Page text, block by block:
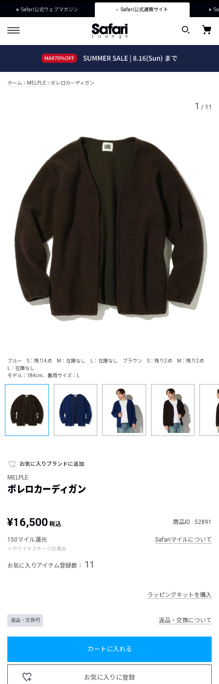
Safari公式ウェブマガジン Safari公式通販サイト
ホーム MELPLE ボレロカーディガン
ブルー S：残り4点 M：在庫なし L：在庫なし ブラウン S：残り2点 M：残り2点
L：在庫なし
モデル：184cm、着用サイズ：L
1 / 11
お気に入りブランドに追加
MELPLE
ボレロカーディガン
¥16,500 税込 商品ID : 52891
150マイル還元
※ホワイトステージの場合
Safariマイルについて
お気に入りアイテム登録数： 11
ラッピングキットを購入
返品・交換可 返品・交換について
カートに入れる
お気に入りに登録